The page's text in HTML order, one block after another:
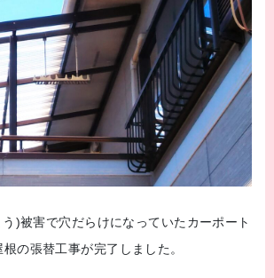
)被害で穴だらけになっていたカーポート
の張替工事が完了しました。